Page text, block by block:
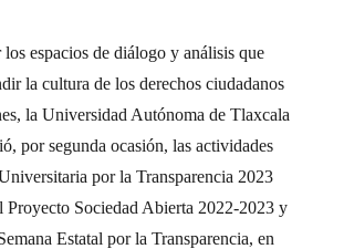
los espacios de diálogo y análisis que
la cultura de los derechos ciudadanos
la Universidad Autónoma de Tlaxcala
por segunda ocasión, las actividades
por la Transparencia 2023
Proyecto Sociedad Abierta 2022-2023 y
Estatal por la Transparencia, en